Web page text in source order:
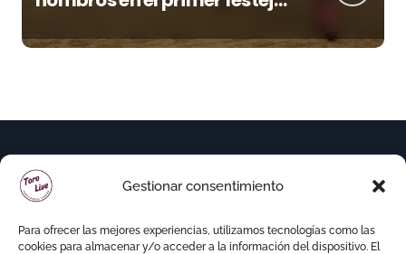
Gestionar consentimiento
Para ofrecer las mejores experiencias, utilizamos tecnologías como las
cookies para almacenar y/o acceder a la información del dispositivo. El
la Feria de Gor